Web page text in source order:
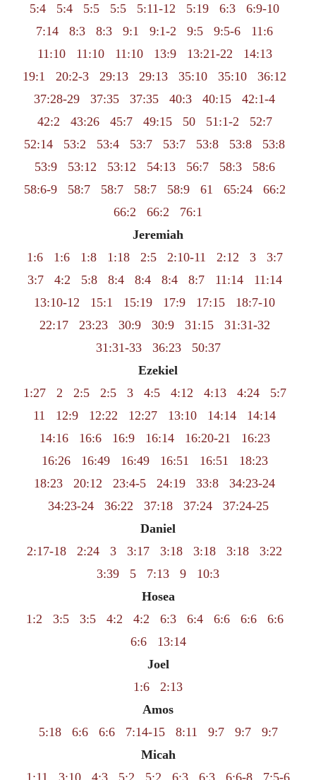
5:4
5:4 5:5 5:5 5:11-12 5:19 6:3
6:9-10
7:14
8:3 8:3 9:1 9:1-2 9:5 9:5-6
11:6
11:10
11:10 11:10 13:9 13:21-22
14:13
19:1
20:2-3 29:13 29:13 35:10 35:10
36:12
37:28-29
37:35 37:35 40:3 40:15
42:1-4
42:2
43:26 45:7 49:15 50 51:1-2
52:7
52:14
53:2 53:4 53:7 53:7 53:8 53:8
53:8
53:9
53:12 53:12 54:13 56:7 58:3
58:6
58:6-9
58:7 58:7 58:7 58:9 61 65:24
66:2
66:2
66:2
76:1
Jeremiah
1:6
1:6 1:8 1:18 2:5 2:10-11 2:12 3
3:7
3:7
4:2 5:8 8:4 8:4 8:4 8:7 11:14
11:14
13:10-12
15:1 15:19 17:9 17:15
18:7-10
22:17
23:23 30:9 30:9 31:15
31:31-32
31:31-33
36:23
50:37
Ezekiel
1:27
2 2:5 2:5 3 4:5 4:12 4:13 4:24
5:7
11
12:9 12:22 12:27 13:10 14:14
14:14
14:16
16:6 16:9 16:14 16:20-21
16:23
16:26
16:49 16:49 16:51 16:51
18:23
18:23
20:12 23:4-5 24:19 33:8
34:23-24
34:23-24
36:22 37:18 37:24
37:24-25
Daniel
2:17-18
2:24 3 3:17 3:18 3:18 3:18
3:22
3:39
5 7:13 9
10:3
Hosea
1:2
3:5 3:5 4:2 4:2 6:3 6:4 6:6 6:6
6:6
6:6
13:14
Joel
1:6
2:13
Amos
5:18
6:6 6:6 7:14-15 8:11 9:7 9:7
9:7
Micah
1:11
3:10 4:3 5:2 5:2 6:3 6:3 6:6-8 7:5-6